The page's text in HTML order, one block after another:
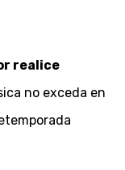
realice
no exceda en